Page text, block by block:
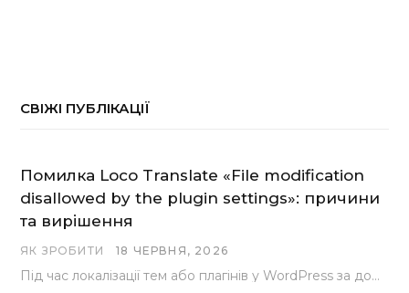
СВІЖІ ПУБЛІКАЦІЇ
Помилка Loco Translate «File modification
disallowed by the plugin settings»: причини
та вирішення
ЯК ЗРОБИТИ 18 ЧЕРВНЯ, 2026
Під час локалізації тем або плагінів у WordPress за допомогою популярного інструменту Loco Translate розробники…